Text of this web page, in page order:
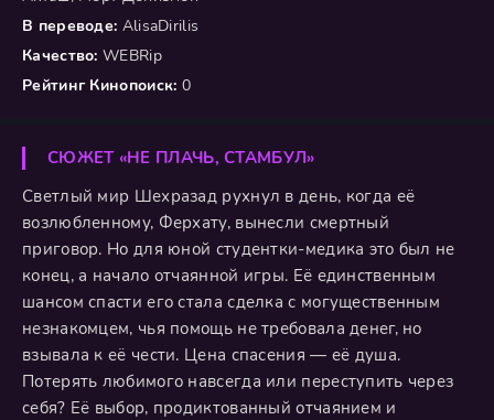
В переводе: AlisaDirilis
Качество: WEBRip
Рейтинг Кинопоиск: 0
СЮЖЕТ «НЕ ПЛАЧЬ, СТАМБУЛ»
Светлый мир Шехразад рухнул в день, когда её
возлюбленному, Ферхату, вынесли смертный
приговор. Но для юной студентки-медика это был не
конец, а начало отчаянной игры. Её единственным
шансом спасти его стала сделка с могущественным
незнакомцем, чья помощь не требовала денег, но
взывала к её чести. Цена спасения — её душа.
Потерять любимого навсегда или переступить через
себя? Её выбор, продиктованный отчаянием и